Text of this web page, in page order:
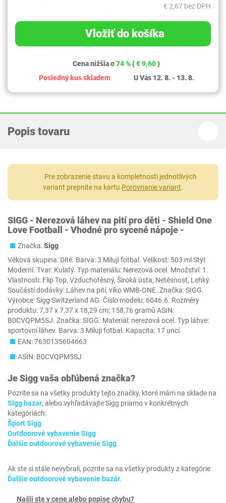
€ 2,67 bez DPH
Vložiť do košíka
Cena nižšia o74 % (€ 9,60)
Posledný kus skladem
U Vás 12. 8. - 13. 8.
Popis tovaru
Pre zobrazenie stavu a kompletnosti jednotlivých
variant prepnite na kartu Porovnanie variant.
SIGG - Nerezová láhev na pití pro děti - Shield One
Love Football - Vhodné pro sycené nápoje -
Značka:Sigg
Věková skupina: Dítě. Barva: 3 Miluji fotbal. Velikost: 503 ml Styl:
Moderní. Tvar: Kulatý. Typ materiálu: Nerezová ocel. Množství: 1.
Vlastnosti: Flip Top, Vzduchotěsný, Široká ústa, Netěsnost, Lehký.
Součástí dodávky: Láhev na pití, víko WMB-ONE. Značka: SIGG.
Výrobce: Sigg Switzerland AG. Číslo modelu: 6046.6. Rozměry
produktu: 7,37 x 7,37 x 18,29 cm; 158,76 gramů ASIN:
B0CVQPM5SJ. Značka: SIGG. Materiál: nerezová ocel. Typ láhve:
sportovní láhev. Barva: 3 Miluji fotbal. Kapacita: 17 uncí.
EAN: 7630135604663
ASIN: B0CVQPM5SJ
JeSiggvaša obľúbená značka?
Pozrite sa na všetky produkty tejto značky, ktoré mám na sklade na
Sigg bazar, alebo vyhľadávajte Sigg priamo v konkrétnych
kategóriách:
Šport Sigg
Outdoorové vybavenie Sigg
Ďalšie outdoorové vybavenie Sigg
Ak ste si stále nevybrali, pozrite sa na všetky produkty z kategórie
Ďalšie outdoorové vybavenie bazár.
Našli ste v cene alebo popise chybu?